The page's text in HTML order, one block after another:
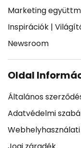
Marketing
Inspirációk |
Newsroom
Oldal
Általános
Adatvédelmi